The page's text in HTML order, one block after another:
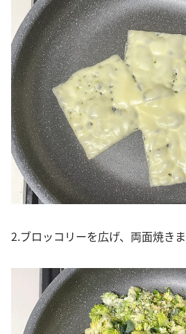
2.ブロッコリーを広げ、両面焼きま